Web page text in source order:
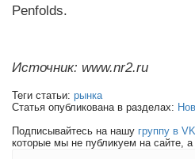
Penfolds.
Источник: www.nr2.ru
Теги статьи: рынка
Статья опубликована в разделах:
Подписывайтесь на нашу группу в VK
которые мы не публикуем на сайте,